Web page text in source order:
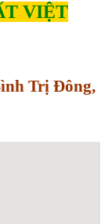
VIỆT
Trị Đông,